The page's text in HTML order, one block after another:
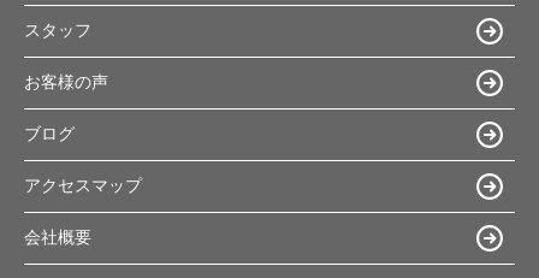
スタッフ
お客様の声
ブログ
アクセスマップ
会社概要